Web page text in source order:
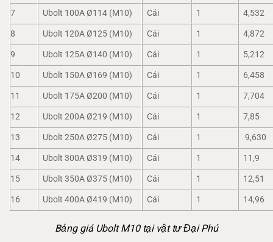
7 Ubolt 100A Ø114 (M10) Cái 1
4,532
8
Ubolt 120A Ø125 (M10) Cái 1
4,872
9
Ubolt 125A Ø140 (M10) Cái 1
5,212
10
Ubolt 150A Ø169 (M10) Cái 1
6,458
11
Ubolt 175A Ø200 (M10) Cái 1
7,704
12
Ubolt 200A Ø219 (M10) Cái 1
7,85
13
Ubolt 250A Ø275 (M10) Cái 1
9,630
14
Ubolt 300A Ø319 (M10) Cái 1
11,9
15
Ubolt 350A Ø375 (M10) Cái 1
12,51
16
Ubolt 400A Ø419 (M10) Cái 1 14,96
Bảng giá Ubolt M10 tại vật tư Đại Phú